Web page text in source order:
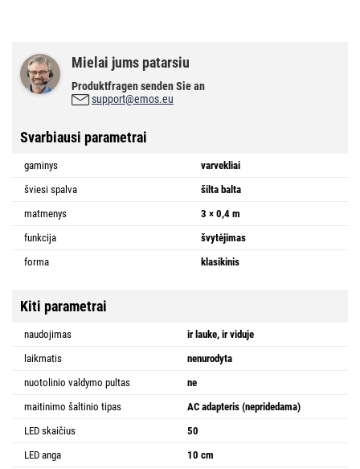
Mielai jums patarsiu
Produktfragen senden Sie an
support@emos.eu
Svarbiausi parametrai
gaminys
varvekliai
šviesi spalva
šilta balta
matmenys
3 × 0,4 m
funkcija
švytėjimas
forma
klasikinis
Kiti parametrai
naudojimas
ir lauke, ir viduje
laikmatis
nenurodyta
nuotolinio valdymo pultas
ne
maitinimo šaltinio tipas
AC adapteris (nepridedama)
LED skaičius
50
LED anga
10 cm